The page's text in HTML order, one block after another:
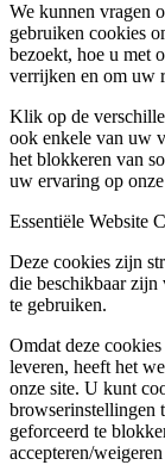
We kunnen vragen
gebruiken cookies
bezoekt, hoe u met
verrijken en om uw
Klik op de
ook enkele van uw
het blokkeren van
uw ervaring op
Essentiële Website
Deze cookies zijn
die beschikbaar zijn
te gebruiken.
Omdat deze
leveren, heeft het
onze site. U kunt
browserinstellingen
geforceerd te
accepteren/